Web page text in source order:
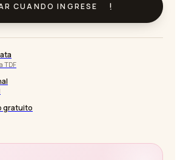
CUANDO INGRESE
TDF
gratuito